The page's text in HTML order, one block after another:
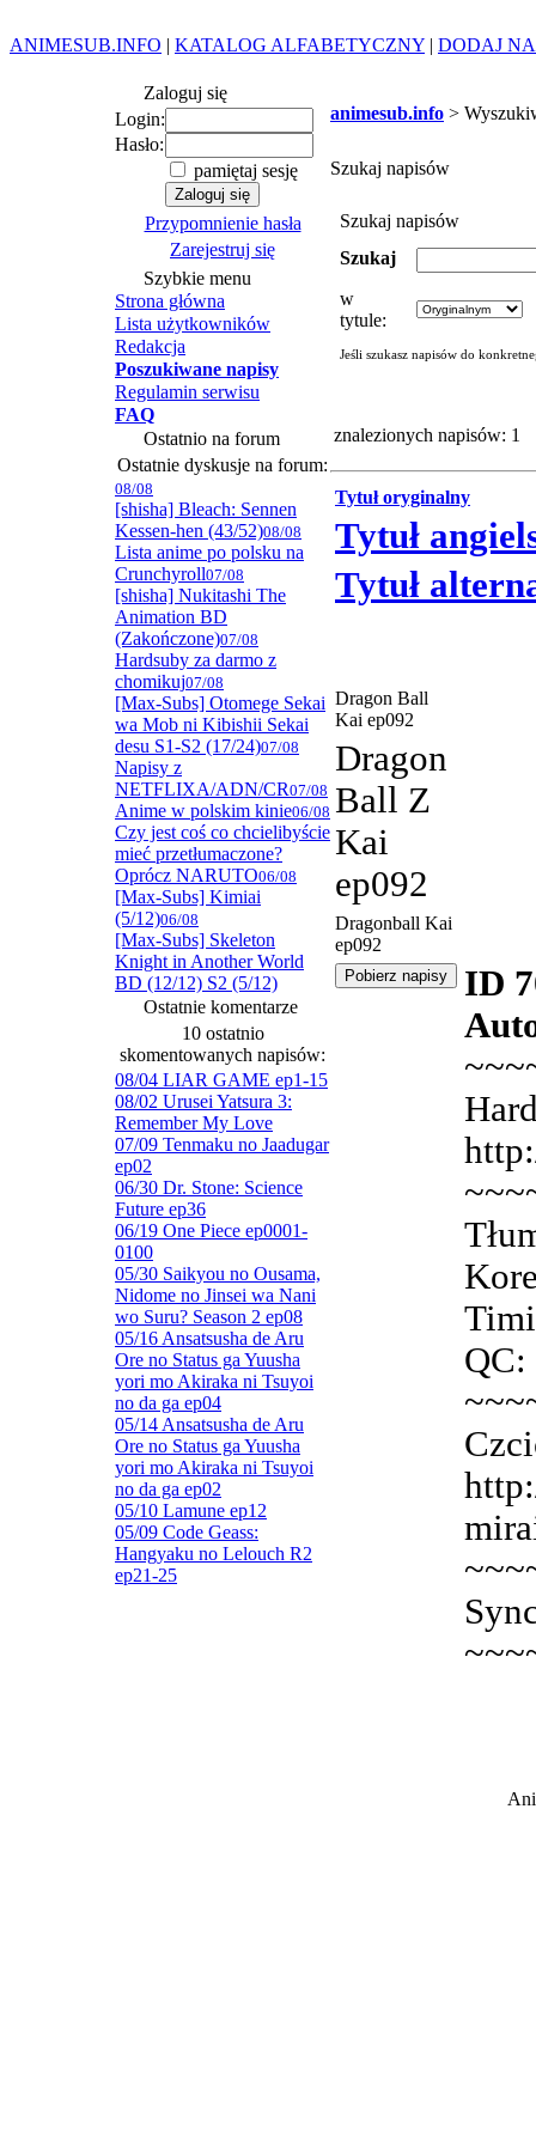
ANIMESUB.INFO | KATALOG ALFABETYCZNY | DODAJ
Zaloguj się
Login:
Hasło:
pamiętaj sesję
Przypomnienie hasła
Zarejestruj się
Szybkie menu
Strona główna
Lista użytkowników
Redakcja
Poszukiwane napisy
Regulamin serwisu
FAQ
Ostatnio na forum
Ostatnie dyskusje na forum:
08/08
[shisha] Bleach: Sennen
Kessen-hen (43/52)08/08
Lista anime po polsku na
Crunchyroll07/08
[shisha] Nukitashi The
Animation BD
(Zakończone)07/08
Hardsuby za darmo z
chomikuj07/08
[Max-Subs] Otomege Sekai
wa Mob ni Kibishii Sekai
desu S1-S2 (17/24)07/08
Napisy z
NETFLIXA/ADN/CR07/08
Anime w polskim kinie06/08
Czy jest coś co chcielibyście
mieć przetłumaczone?
Oprócz NARUTO06/08
[Max-Subs] Kimiai
(5/12)06/08
[Max-Subs] Skeleton
Knight in Another World
BD (12/12) S2 (5/12)
Ostatnie komentarze
10 ostatnio
skomentowanych napisów:
08/04 LIAR GAME ep1-15
08/02 Urusei Yatsura 3:
Remember My Love
07/09 Tenmaku no Jaadugar
ep02
06/30 Dr. Stone: Science
Future ep36
06/19 One Piece ep0001-
0100
05/30 Saikyou no Ousama,
Nidome no Jinsei wa Nani
wo Suru? Season 2 ep08
05/16 Ansatsusha de Aru
Ore no Status ga Yuusha
yori mo Akiraka ni Tsuyoi
no da ga ep04
05/14 Ansatsusha de Aru
Ore no Status ga Yuusha
yori mo Akiraka ni Tsuyoi
no da ga ep02
05/10 Lamune ep12
05/09 Code Geass:
Hangyaku no Lelouch R2
ep21-25
animesub.info >
Szukaj napisów
Szukaj napisów
Szukaj
w
tytule:
Jeśli szukasz napisów do
znalezionych napisów: 1
Tytuł oryginalny
Tytuł
Tytuł
Dragon Ball
Kai ep092
Dragon
Ball Z
Kai
ep092
Dragonball Kai
ep092
ID